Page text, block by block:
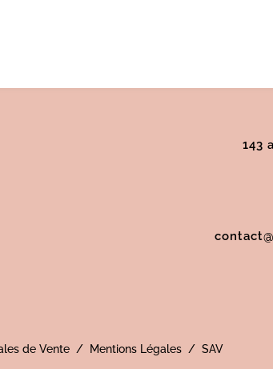
143
de Vente/ Mentions Légales/ SAV